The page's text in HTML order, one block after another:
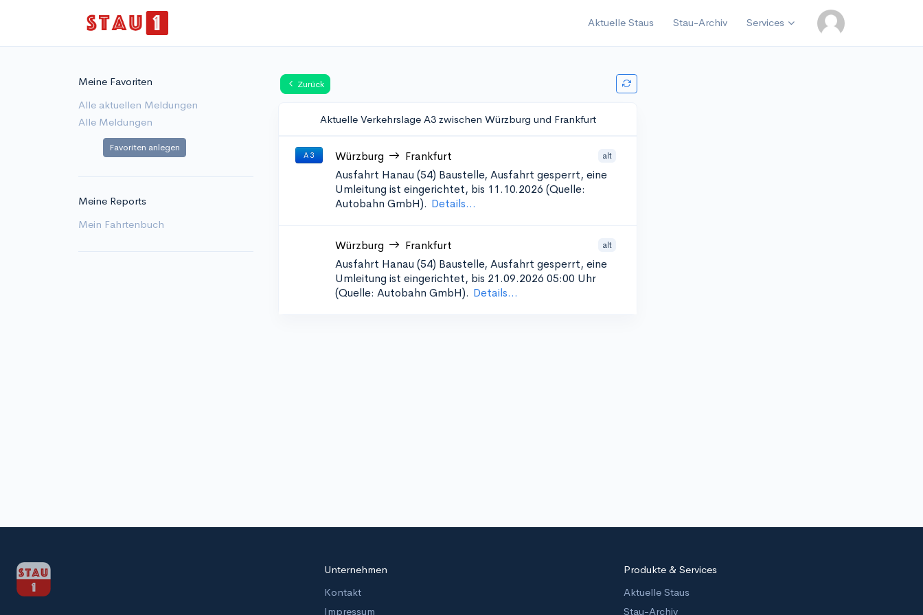
Aktuelle Staus Stau-Archiv Services
Meine Favoriten
Alle aktuellen Meldungen
Alle Meldungen
Favoriten anlegen
Meine Reports
Mein Fahrtenbuch
Zurück
Aktuelle Verkehrslage A3 zwischen Würzburg und Frankfurt
A 3 Würzburg Frankfurt alt
Ausfahrt Hanau (54) Baustelle, Ausfahrt gesperrt, eine
Umleitung ist eingerichtet, bis 11.10.2026 (Quelle:
Autobahn GmbH). Details...
Würzburg Frankfurt alt
Ausfahrt Hanau (54) Baustelle, Ausfahrt gesperrt, eine
Umleitung ist eingerichtet, bis 21.09.2026 05:00 Uhr
(Quelle: Autobahn GmbH). Details...
Unternehmen
Kontakt
Impressum
Produkte & Services
Aktuelle Staus
Stau-Archiv